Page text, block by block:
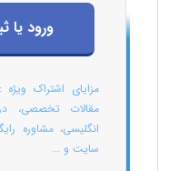
ورود یا
مزایای اشتراک
مقالات تخصصی،
انگلیسی، مشاوره
سایت و ...